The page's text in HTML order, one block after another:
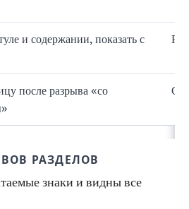
и содержании, показать с
после разрыва «со
РАЗДЕЛОВ
знаки и видны все